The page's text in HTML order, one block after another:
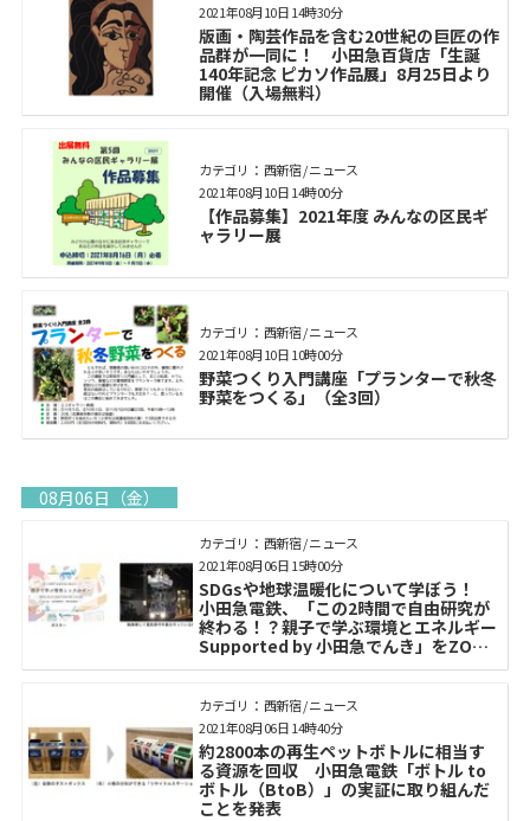
版画・陶芸作品を含む20世紀の巨匠の作
品群が一同に！ 小田急百貨店「生誕
140年記念 ピカソ作品展」8月25日より
開催（入場無料）
2021年08月10日 14時30分
カテゴリ： 西新宿 / ニュース
【作品募集】2021年度 みんなの区民ギ
ャラリー展
2021年08月10日 14時00分
カテゴリ： 西新宿 / ニュース
野菜つくり入門講座「プランターで秋冬
野菜をつくる」（全3回）
2021年08月10日 10時00分
08月06日（金）
カテゴリ： 西新宿 / ニュース
SDGsや地球温暖化について学ぼう！
小田急電鉄、「この2時間で自由研究が
終わる！？親子で学ぶ環境とエネルギー
Supported by 小田急でんき」をZOOM
で開催
2021年08月06日 15時00分
カテゴリ： 西新宿 / ニュース
約2800本の再生ペットボトルに相当す
る資源を回収 小田急電鉄「ボトル to
ボトル（BtoB）」の実証に取り組んだ
ことを発表
2021年08月06日 14時40分